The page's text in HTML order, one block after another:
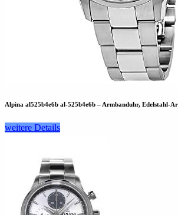
Alpina al525b4e6b al-525b4e6b – Armbanduhr, Edelstahl-
weitere Details